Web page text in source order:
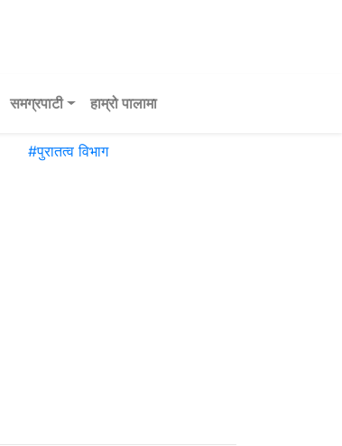
समग्रपाटी हाम्रो पालामा
#पुरातत्व विभाग